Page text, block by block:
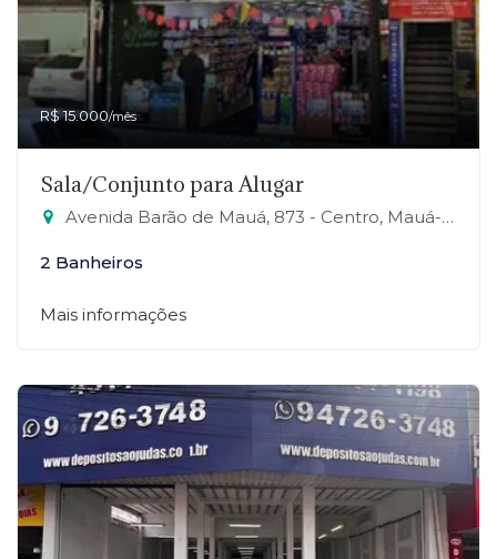
R$ 15.000/mês
Sala/Conjunto para Alugar
Avenida Barão de Mauá, 873 - Centro, Mauá-SP
2 Banheiros
Mais informações